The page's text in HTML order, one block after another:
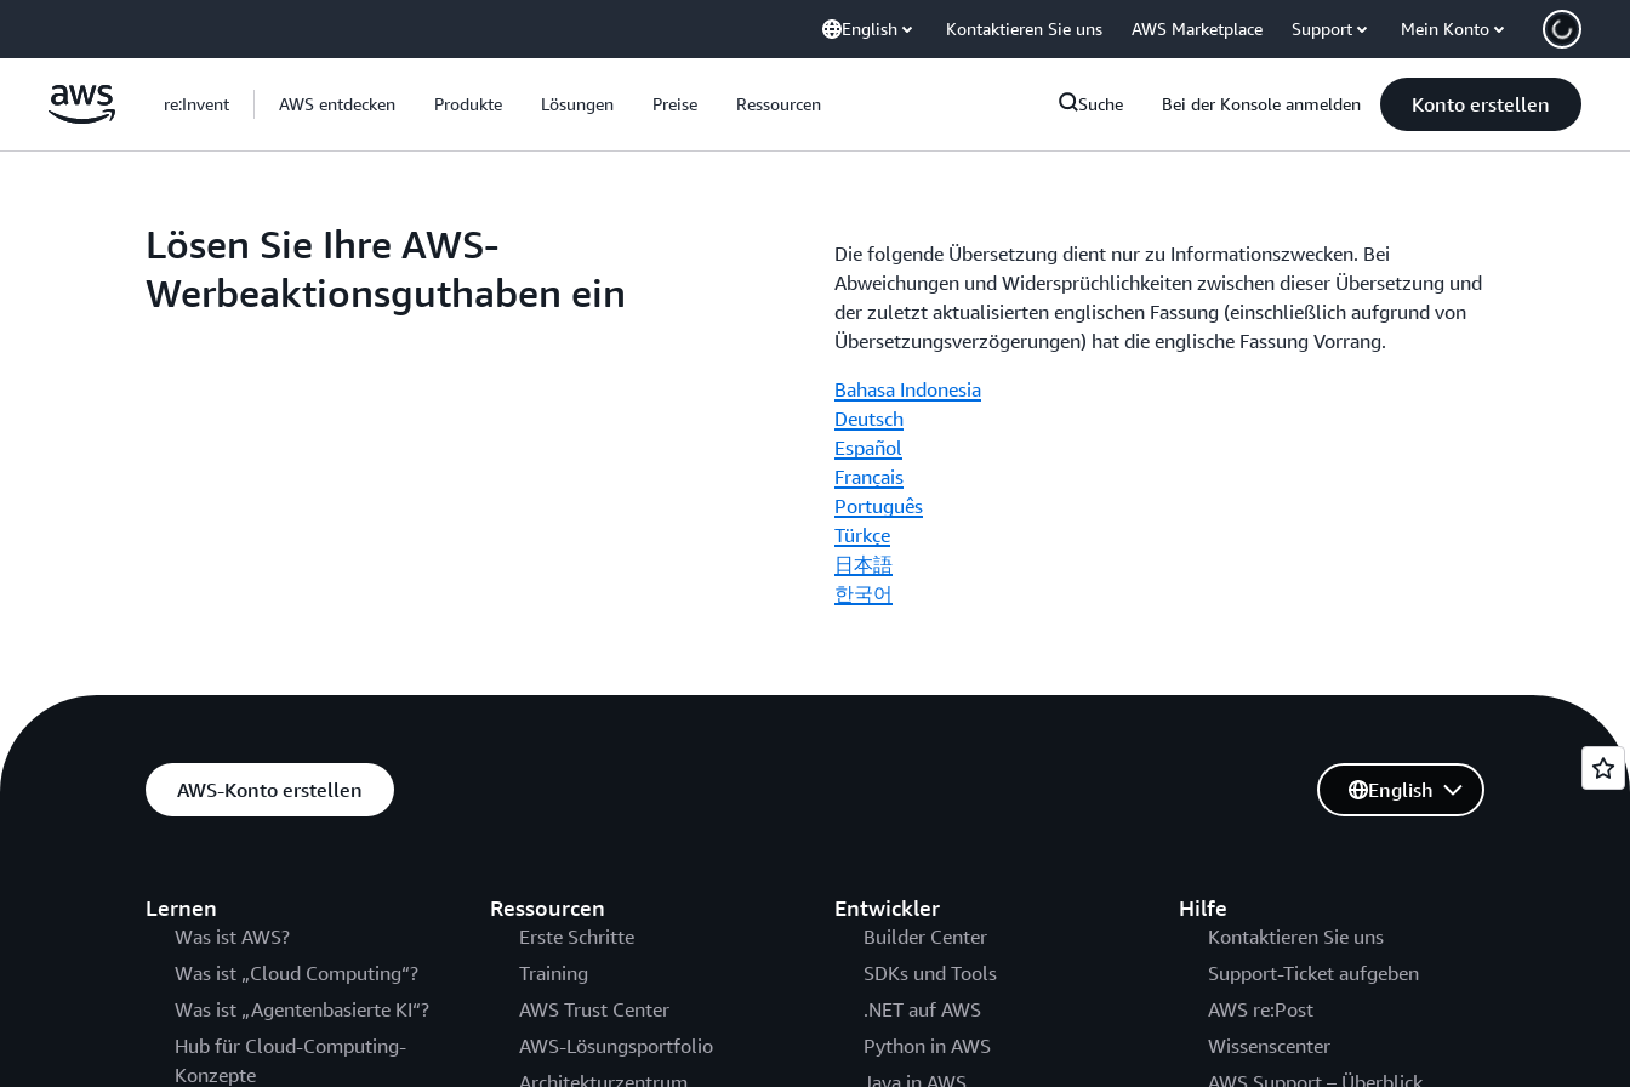
English Kontaktieren Sie uns AWS Marketplace Support Mein Konto
re:Invent AWS entdecken Produkte Lösungen Preise Ressourcen Suche Bei der Konsole anmelden Konto erstellen
Lösen Sie Ihre AWS-
Werbeaktionsguthaben ein
Die folgende Übersetzung dient nur zu Informationszwecken. Bei
Abweichungen und Widersprüchlichkeiten zwischen dieser Übersetzung und
der zuletzt aktualisierten englischen Fassung (einschließlich aufgrund von
Übersetzungsverzögerungen) hat die englische Fassung Vorrang.
Bahasa Indonesia
Deutsch
Español
Français
Português
Türkçe
日本語
한국어
AWS-Konto erstellen
Lernen
Was ist AWS?
Was ist „Cloud Computing“?
Was ist „Agentenbasierte KI“?
Hub für Cloud-Computing-
Konzepte
Ressourcen
Erste Schritte
Training
AWS Trust Center
AWS-Lösungsportfolio
Architekturzentrum
Entwickler
Builder Center
SDKs und Tools
.NET auf AWS
Python in AWS
Java in AWS
Hilfe
Kontaktieren Sie uns
Support-Ticket aufgeben
AWS re:Post
Wissenscenter
AWS Support – Überblick
English